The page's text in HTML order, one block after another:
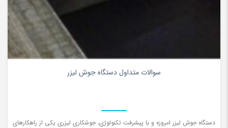
سوالات متداول دستگاه جوش لیزر
دستگاه جوش ليزر امروزه و با پيشرفت تكنولوژي، جوشكاري ليزري يكي از راهكارهاي